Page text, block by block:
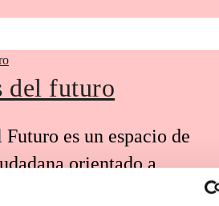
del futuro
es un espacio de
orientado a
de la